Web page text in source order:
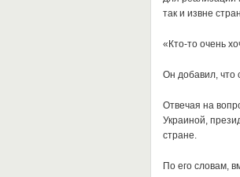
так и извне
«Кто-то очень
Он добавил, что
Отвечая на
Украиной,
стране.
По его словам,